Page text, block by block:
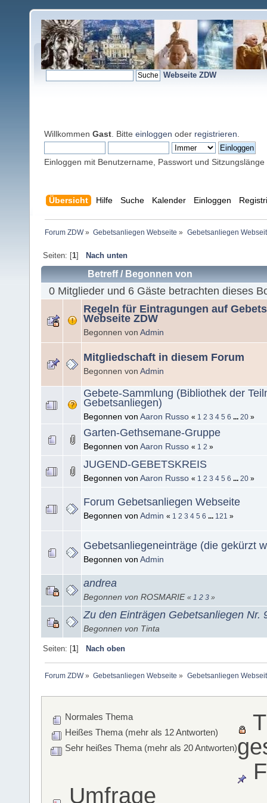
Webseite ZDW
Willkommen Gast . Bitte einloggen oder registrieren
Einloggen mit Benutzername, Passwort und Sitzungslänge
Übersicht Hilfe Suche Kalender Einloggen
Forum ZDW» Gebetsanliegen Webseite » Gebetsanliegen
Seiten: [1] Nach unten
Betreff/ Begonnen von
0 Mitglieder und 6 Gäste betrachten dieses
Regeln für Eintragungen auf
Webseite ZDW
Begonnen von Admin
Mitgliedschaft in diesem Forum
Begonnen von Admin
Gebete-Sammlung (Bibliothek der
Gebetsanliegen)
Begonnen von Aaron Russo « 1 2 3 4 5 6 ... 20 »
Garten-Gethsemane-Gruppe
Begonnen von Aaron Russo « 1 2 »
JUGEND-GEBETSKREIS
Begonnen von Aaron Russo « 1 2 3 4 5 6 ... 20 »
Forum Gebetsanliegen Webseite
Begonnen von Admin « 1 2 3 4 5 6 ... 121 »
Gebetsanliegeneinträge (die gekürzt
Begonnen von Admin
andrea
Begonnen von ROSMARIE « 1 2 3 »
Zu den Einträgen Gebetsanliegen Nr.
Begonnen von Tinta
Seiten: [1] Nach oben
Forum ZDW» Gebetsanliegen Webseite » Gebetsanliegen
Normales Thema
Heißes Thema (mehr als 12 Antworten)
Sehr heißes Thema (mehr als 20 Antworten)
Umfrage